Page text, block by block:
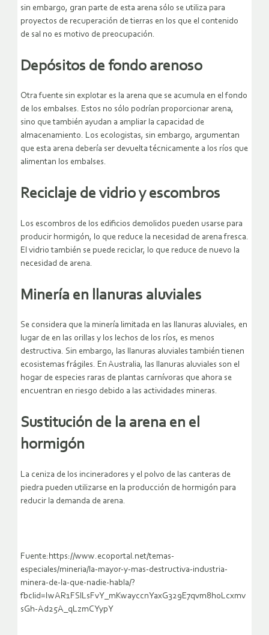
sin embargo, gran parte de esta arena sólo se utiliza para
proyectos de recuperación de tierras en los que el contenido
de sal no es motivo de preocupación.
Depósitos de fondo arenoso
Otra fuente sin explotar es la arena que se acumula en el fondo
de los embalses. Estos no sólo podrían proporcionar arena,
sino que también ayudan a ampliar la capacidad de
almacenamiento. Los ecologistas, sin embargo, argumentan
que esta arena debería ser devuelta técnicamente a los ríos que
alimentan los embalses.
Reciclaje de vidrio y escombros
Los escombros de los edificios demolidos pueden usarse para
producir hormigón, lo que reduce la necesidad de arena fresca.
El vidrio también se puede reciclar, lo que reduce de nuevo la
necesidad de arena.
Minería en llanuras aluviales
Se considera que la minería limitada en las llanuras aluviales, en
lugar de en las orillas y los lechos de los ríos, es menos
destructiva. Sin embargo, las llanuras aluviales también tienen
ecosistemas frágiles. En Australia, las llanuras aluviales son el
hogar de especies raras de plantas carnívoras que ahora se
encuentran en riesgo debido a las actividades mineras.
Sustitución de la arena en el
hormigón
La ceniza de los incineradores y el polvo de las canteras de
piedra pueden utilizarse en la producción de hormigón para
reducir la demanda de arena.
Fuente:https://www.ecoportal.net/temas-
especiales/mineria/la-mayor-y-mas-destructiva-industria-
minera-de-la-que-nadie-habla/?
fbclid=IwAR1FSlLsFvY_mKwayccnYaxG329E7qvm8h0Lcxmv
sGh-Ad25A_qLzmCYypY